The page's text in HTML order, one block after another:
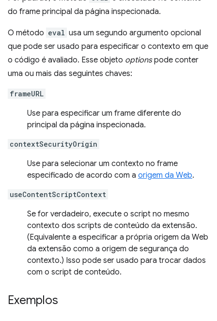
do frame principal da página inspecionada.
O método eval usa um segundo argumento opcional
que pode ser usado para especificar o contexto em que
o código é avaliado. Esse objeto optionspode conter
uma ou mais das seguintes chaves:
frameURL
Use para especificar um frame diferente do
principal da página inspecionada.
contextSecurityOrigin
Use para selecionar um contexto no frame
especificado de acordo com a origem da Web.
useContentScriptContext
Se for verdadeiro, execute o script no mesmo
contexto dos scripts de conteúdo da extensão.
(Equivalente a especificar a própria origem da Web
da extensão como a origem de segurança do
contexto.) Isso pode ser usado para trocar dados
com o script de conteúdo.
Exemplos